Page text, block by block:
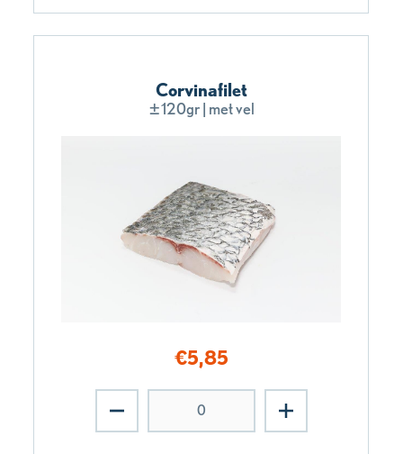
Corvinafilet
±120gr | met vel
€5,85